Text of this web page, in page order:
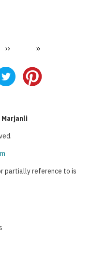
Page
››
Dernière
»
Marjanli
partially reference to is